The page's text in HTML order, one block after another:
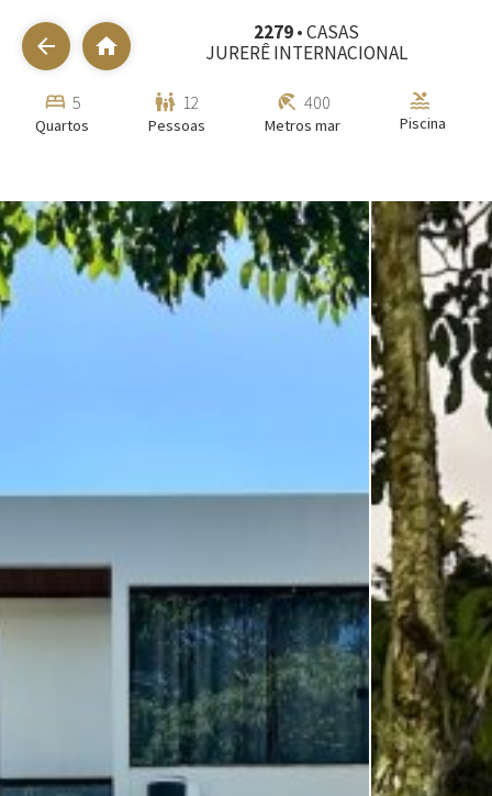
arrow_back home
2279• CASAS
JURERÊ INTERNACIONAL
bed 5
Quartos
family_restroom 12
Pessoas
beach_access 400
Metros mar
pool
Piscina